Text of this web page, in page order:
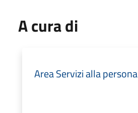
A cura di
Area Servizi alla persona